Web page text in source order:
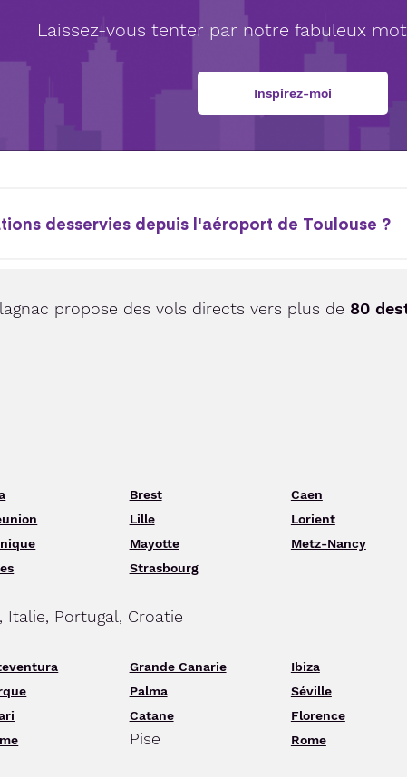
Laissez-vous tenter par notre fabuleux
Inspirez-moi
desservies depuis l'aéroport de Toulouse ?
propose des vols directs vers plus de 80
Brest Caen
Lille Lorient
Mayotte Metz-Nancy
Strasbourg
Italie, Portugal, Croatie
Grande Canarie Ibiza
Palma Séville
Catane Florence
Pise Rome